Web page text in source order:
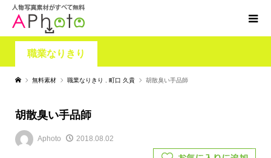
職業なりきり
無料素材 職業なりきり 町口 久貴 胡散臭い手品師
胡散臭い手品師
Aphoto 2018.08.02